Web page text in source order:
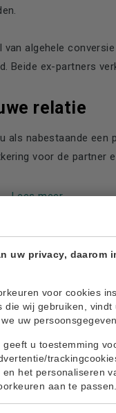
uw privacy,
voor cookies
die wij gebruiken, vindt
uw
u toestemming
het personaliseren
aan te passen.
van algehele
Beide ex-partners
relatie
als nabestaande
voor de partner
Lees meer
scheiden
uitbetaling van de
(Wet
Lees meer